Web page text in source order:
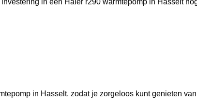
in Hasselt, zodat je zorgeloos kunt genieten